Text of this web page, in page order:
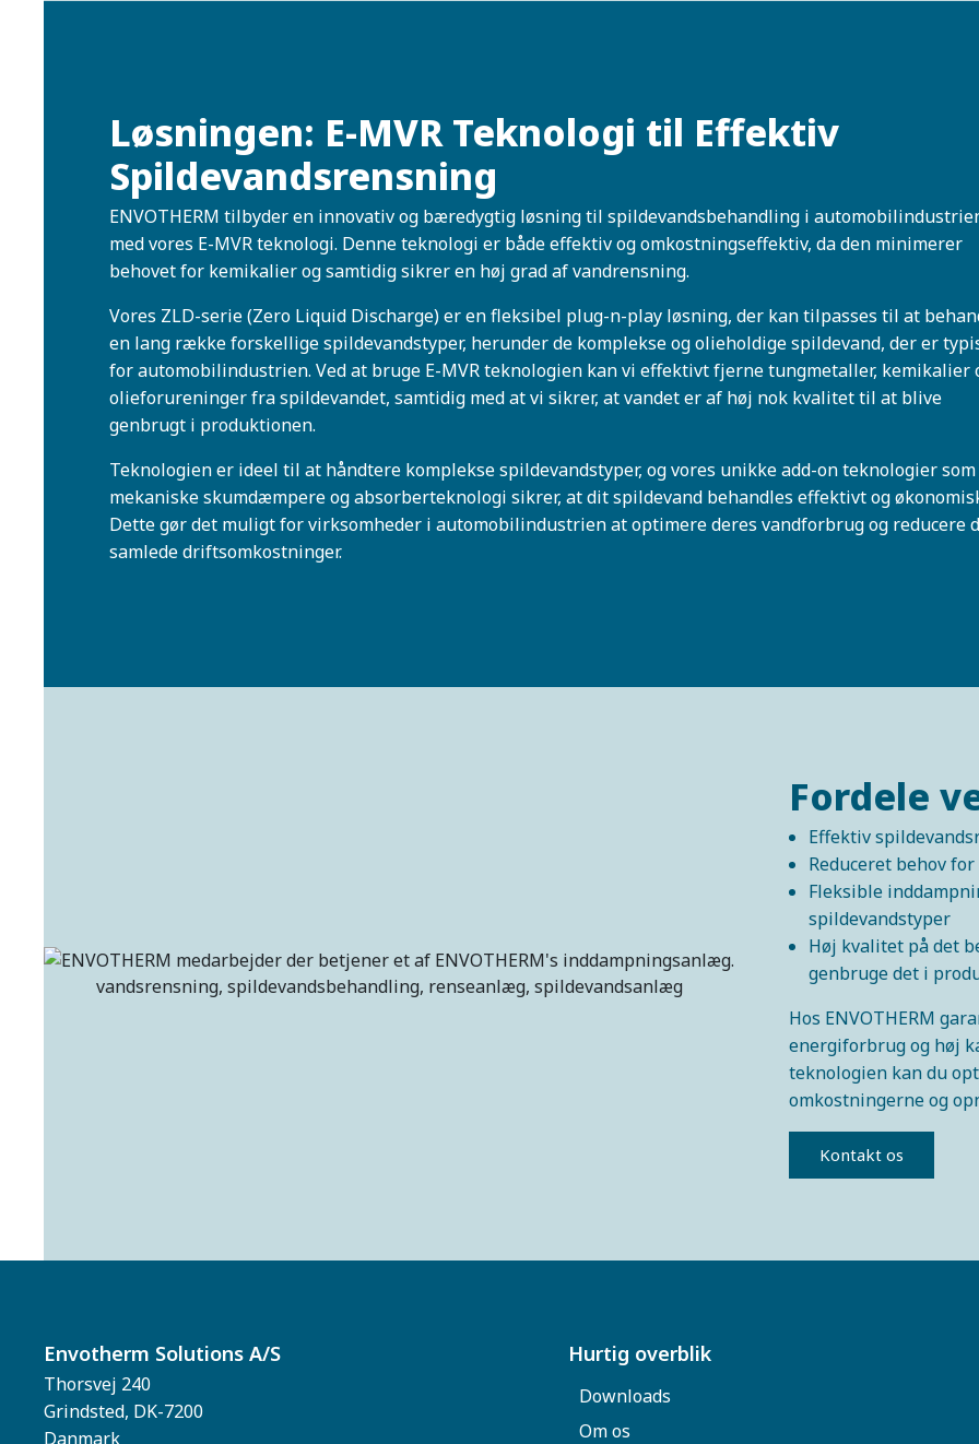
Løsningen: E-MVR Teknologi til Effektiv
Spildevandsrensning
ENVOTHERM tilbyder en innovativ og bæredygtig løsning til spildevandsbehandling i
med vores E-MVR teknologi. Denne teknologi er både effektiv og omkostningseffektiv, da den minimerer
behovet for kemikalier og samtidig sikrer en høj grad af vandrensning.
Vores ZLD-serie (Zero Liquid Discharge) er en fleksibel plug-n-play løsning, der kan tilpasses til at
en lang række forskellige spildevandstyper, herunder de komplekse og olieholdige spildevand, der er
for automobilindustrien. Ved at bruge E-MVR teknologien kan vi effektivt fjerne tungmetaller, kemikalier
olieforureninger fra spildevandet, samtidig med at vi sikrer, at vandet er af høj nok kvalitet til at blive
genbrugt i produktionen.
Teknologien er ideel til at håndtere komplekse spildevandstyper, og vores unikke add-on teknologier som
mekaniske skumdæmpere og absorberteknologi sikrer, at dit spildevand behandles effektivt og
Dette gør det muligt for virksomheder i automobilindustrien at optimere deres vandforbrug og reducere
samlede driftsomkostninger.
Fordele
Effektiv
Reduceret behov
Fleksible
spildevandstyper
Høj kvalitet på det
genbruge det i
Hos ENVOTHERM
energiforbrug og høj
teknologien kan du
omkostningerne og
Kontakt os
Envotherm Solutions A/S
Thorsvej 240
Grindsted, DK-7200
Danmark
Hurtig overblik
Downloads
Om os